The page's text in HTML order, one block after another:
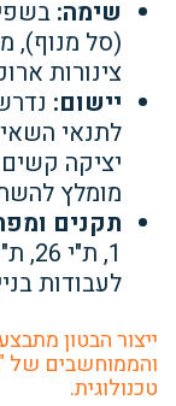
שימה:
(סל מנוף),
צינורות
יישום:
לתנאי
יציקה
מומלץ
תקנים
לעבודות
ייצור הבטון
והממוחשבים של
טכנולוגית.